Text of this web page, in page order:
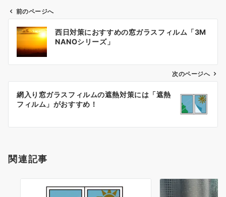
ビ
ン
前のページへ
西日対策におすすめの窓ガラスフィルム「3M
NANOシリーズ」
次のページへ
網入り窓ガラスフィルムの遮熱対策には「遮熱
フィルム」がおすすめ！
関連記事